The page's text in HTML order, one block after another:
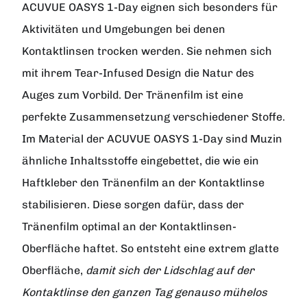
ACUVUE OASYS 1-Day eignen sich besonders für
Aktivitäten und Umgebungen bei denen
Kontaktlinsen trocken werden. Sie nehmen sich
mit ihrem Tear-Infused Design die Natur des
Auges zum Vorbild. Der Tränenfilm ist eine
perfekte Zusammensetzung verschiedener Stoffe.
Im Material der ACUVUE OASYS 1-Day sind Muzin
ähnliche Inhaltsstoffe eingebettet, die wie ein
Haftkleber den Tränenfilm an der Kontaktlinse
stabilisieren. Diese sorgen dafür, dass der
Tränenfilm optimal an der Kontaktlinsen-
Oberfläche haftet. So entsteht eine extrem glatte
Oberfläche, damit sich der Lidschlag auf der
Kontaktlinse den ganzen Tag genauso mühelos